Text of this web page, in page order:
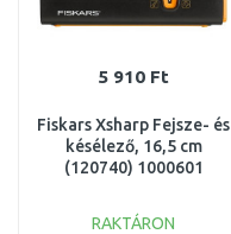
5 910 Ft
Fiskars Xsharp Fejsze- és
késélező, 16,5 cm
(120740) 1000601
RAKTÁRON